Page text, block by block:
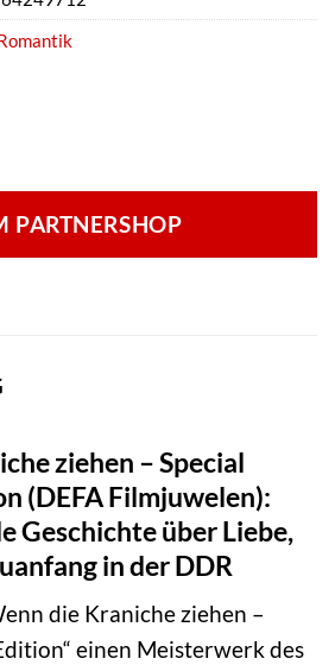
PARTNERSHOP
ziehen – Special
(DEFA Filmjuwelen):
Geschichte über Liebe,
in der DDR
die Kraniche ziehen –
einen Meisterwerk des